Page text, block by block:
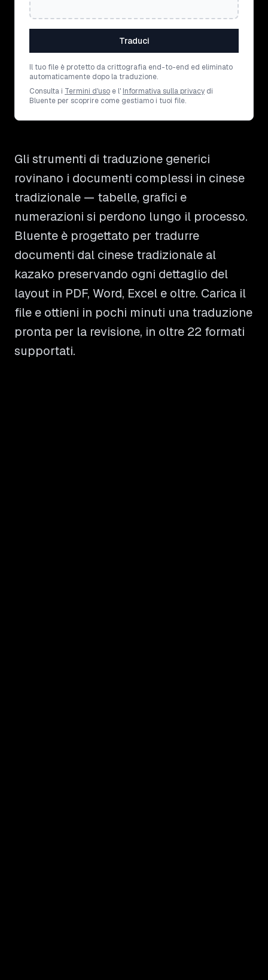
Traduci
Il tuo file è protetto da crittografia end-to-end ed eliminato
automaticamente dopo la traduzione.
Consulta i Termini d'uso e l' Informativa sulla privacy di
Bluente per scoprire come gestiamo i tuoi file.
Gli strumenti di traduzione generici
rovinano i documenti complessi in cinese
tradizionale — tabelle, grafici e
numerazioni si perdono lungo il processo.
Bluente è progettato per tradurre
documenti dal cinese tradizionale al
kazako preservando ogni dettaglio del
layout in PDF, Word, Excel e oltre. Carica il
file e ottieni in pochi minuti una traduzione
pronta per la revisione, in oltre 22 formati
supportati.